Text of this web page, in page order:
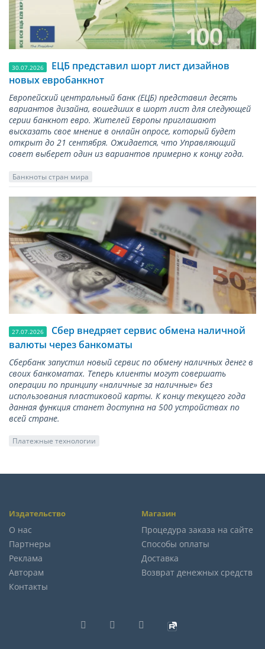
30.07.2026
ЕЦБ представил шорт лист дизайнов
новых евробанкнот
Европейский центральный банк (ЕЦБ) представил десять
вариантов дизайна, вошедших в шорт лист для следующей
серии банкнот евро. Жителей Европы приглашают
высказать свое мнение в онлайн опросе, который будет
открыт до 21 сентября. Ожидается, что Управляющий
совет выберет один из вариантов примерно к концу года.
Банкноты стран мира
27.07.2026
Сбер внедряет сервис обмена наличной
валюты через банкоматы
Сбербанк запустил новый сервис по обмену наличных денег в
своих банкоматах. Теперь клиенты могут совершать
операции по принципу «наличные за наличные» без
использования пластиковой карты. К концу текущего года
данная функция станет доступна на 500 устройствах по
всей стране.
Платежные технологии
Издательство
О нас
Партнеры
Реклама
Авторам
Контакты
Магазин
Процедура заказа на сайте
Способы оплаты
Доставка
Возврат денежных средств